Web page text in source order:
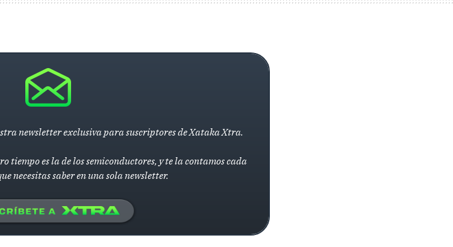
newsletter exclusiva para suscriptores de Xataka Xtra.
tiempo es la de los semiconductores, y te la contamos cada
necesitas saber en una sola newsletter.